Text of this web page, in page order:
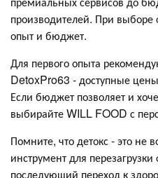
производителей. При выборе
опыт и бюджет.
Для первого опыта
DetoxPro63 - доступные
Если бюджет позволяет и
выбирайте WILL FOOD с
Помните, что детокс - это не
инструмент для
последующий переход к